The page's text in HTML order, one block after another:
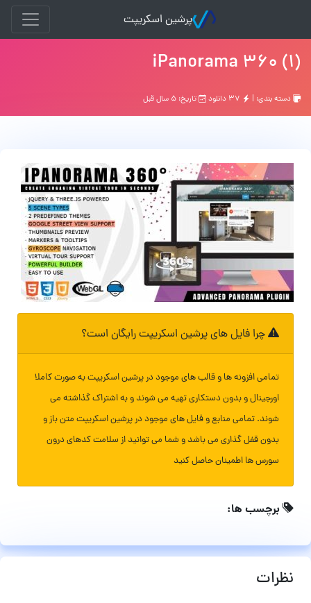
پرشین اسکریپت
iPanorama 360 (1)
دسته بندی: | تاریخ: ۵ سال قبل
چرا فایل های پرشین اسکریپت رایگان است؟
تمامی افزونه ها و قالب های موجود در پرشین اسکریپت به صورت کاملا
اورجینال و بدون دستکاری تهیه می شوند و به اشتراک گذاشته می
شوند. تمامی منابع و فایل های موجود در پرشین اسکریپت متن باز و
بدون قفل گذاری می باشد و شما می توانید از سلامت کدهای درون
سورس ها اطمینان حاصل کنید
برچسب ها:
نظرات